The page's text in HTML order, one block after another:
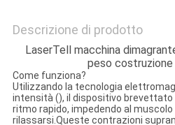
Descrizione di prodotto
LaserTell macchina
peso costruzione
Come funziona?
Utilizzando la tecnologia
intensità (), il dispositivo brevettato
ritmo rapido, impedendo al muscolo
rilassarsi.Queste contrazioni